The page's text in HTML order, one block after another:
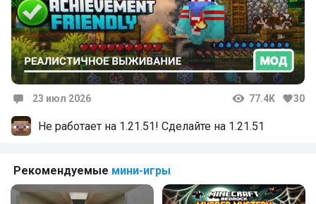
23 июл 2026 77.4K 30
Не работает на 1.21.51! Сделайте на 1.21.51
Рекомендуемые мини-игры